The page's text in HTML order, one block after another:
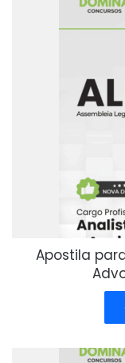
Apostila